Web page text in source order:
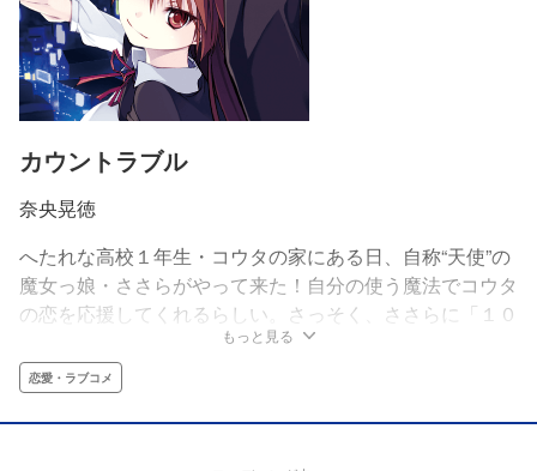
カウントラブル
奈央晃徳
へたれな高校１年生・コウタの家にある日、自称“天使”の
魔女っ娘・ささらがやって来た！自分の使う魔法でコウタ
の恋を応援してくれるらしい。さっそく、ささらに「１０
回ドキドキしてしまったら自分が思ってることが全世界に
まる聞こえになる」という、ありがた迷惑な魔法をかけら
れたコウタは大好きな吉沢さんに勇気を出して近づく
が‥‥!?
もっと見る
恋愛・ラブコメ